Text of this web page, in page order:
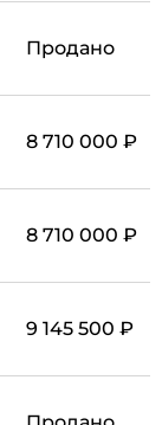
Продано
8 710 000 ₽
8 710 000 ₽
9 145 500 ₽